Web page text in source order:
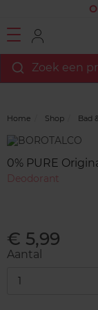
Zoek een
Home Shop Bad
Merk
0% PURE
Deodorant
€ 5,99
Aantal
1